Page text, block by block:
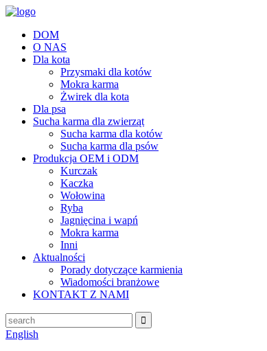
DOM
O NAS
Dla kota
Przysmaki dla kotów
Mokra karma
Żwirek dla kota
Dla psa
Sucha karma dla zwierząt
Sucha karma dla kotów
Sucha karma dla psów
Produkcja OEM i ODM
Kurczak
Kaczka
Wołowina
Ryba
Jagnięcina i wapń
Mokra karma
Inni
Aktualności
Porady dotyczące karmienia
Wiadomości branżowe
KONTAKT Z NAMI
English